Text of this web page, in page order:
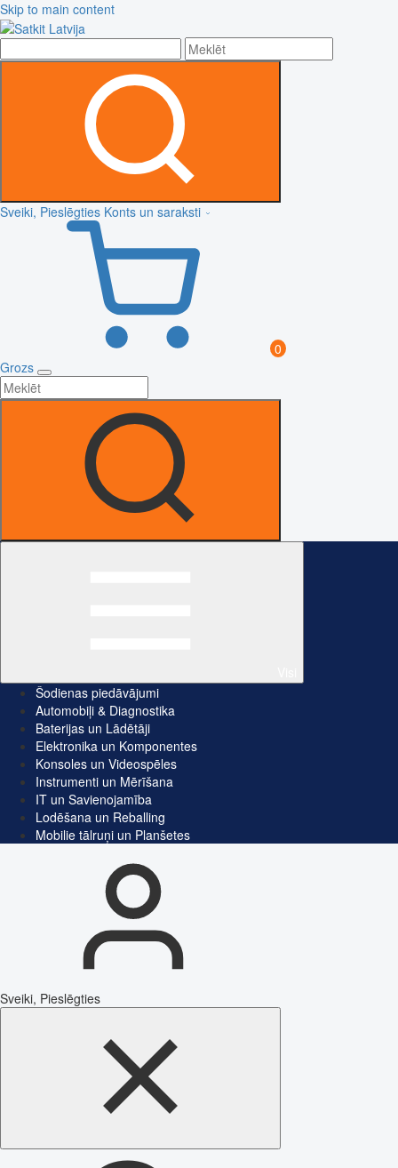
Skip to main content
Sveiki, Pieslēgties Konts un saraksti
0
Grozs
Šodienas piedāvājumi
Automobiļi & Diagnostika
Baterijas un Lādētāji
Elektronika un Komponentes
Konsoles un Videospēles
Instrumenti un Mērīšana
IT un Savienojamība
Lodēšana un Reballing
Mobilie tālruņi un Planšetes
Sveiki, Pieslēgties